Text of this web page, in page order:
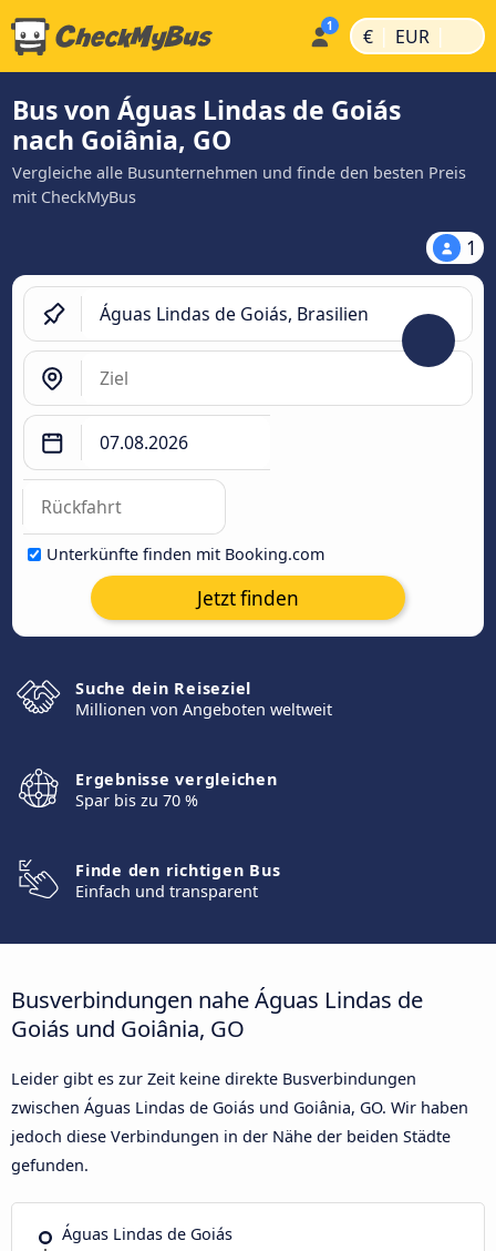
€ | EUR |
Bus von Águas Lindas de Goiás
nach Goiânia, GO
Vergleiche alle Busunternehmen und finde den besten Preis
mit CheckMyBus
1
Unterkünfte finden mit Booking.com
Jetzt finden
Suche dein Reiseziel
Millionen von Angeboten weltweit
Ergebnisse vergleichen
Spar bis zu 70 %
Finde den richtigen Bus
Einfach und transparent
Busverbindungen nahe Águas Lindas de
Goiás und Goiânia, GO
Leider gibt es zur Zeit keine direkte Busverbindungen
zwischen Águas Lindas de Goiás und Goiânia, GO. Wir haben
jedoch diese Verbindungen in der Nähe der beiden Städte
gefunden.
Águas Lindas de Goiás